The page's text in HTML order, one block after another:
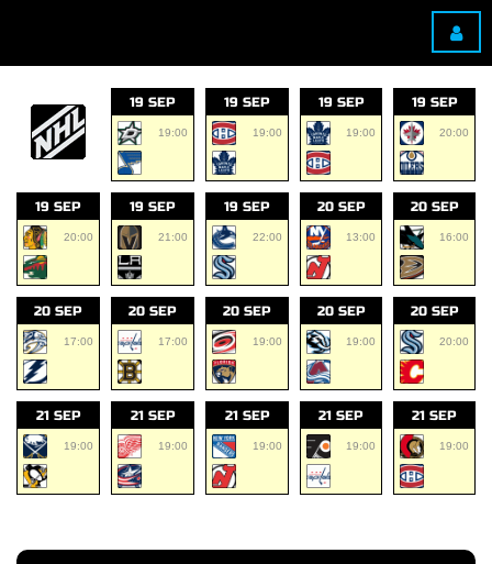
19 SEP
19:00
19 SEP
19:00
19 SEP
19:00
19 SEP
20:00
19 SEP
20:00
19 SEP
21:00
19 SEP
22:00
20 SEP
13:00
20 SEP
16:00
20 SEP
17:00
20 SEP
17:00
20 SEP
19:00
20 SEP
19:00
20 SEP
20:00
21 SEP
19:00
21 SEP
19:00
21 SEP
19:00
21 SEP
19:00
21 SEP
19:00